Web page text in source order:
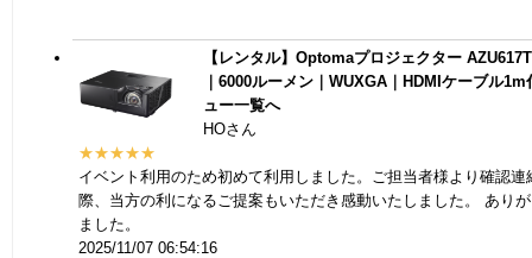
【レンタル】Optomaプロジェクター
｜6000ルーメン｜WUXGA｜HDMIケーブル1m
ュー一覧へ
HOさん
★★★★★
イベント利用のため初めて利用しました。ご担当者様より確認連
際、当方の利になるご提案もいただき感動いたしました。 あり
ました。
2025/11/07 06:54:16